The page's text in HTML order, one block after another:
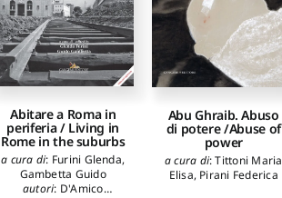
Abitare a Roma in
periferia / Living in
Rome in the suburbs
a cura di: Furini Glenda,
Gambetta Guido
autori: D'Amico
Abu Ghraib. Abuso
di potere /Abuse of
power
a cura di:Tittoni Maria
Elisa, Pirani Federica